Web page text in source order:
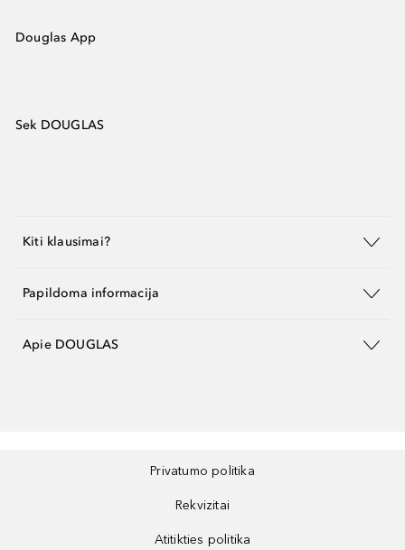
Douglas App
Sek DOUGLAS
Kiti klausimai?
Papildoma informacija
Apie DOUGLAS
Privatumo politika
Rekvizitai
Atitikties politika